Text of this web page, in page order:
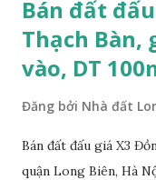
Bán đất
Thạch Bàn,
vào, DT
Đăng bởi Nhà đất
Bán đất đấu giá X3
quận Long Biên, Hà